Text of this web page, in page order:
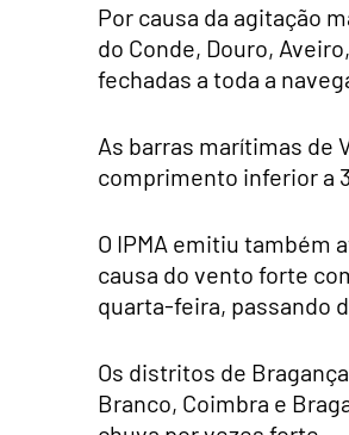
Por causa da agitação
do Conde, Douro,
fechadas a toda a
As barras marítimas de
comprimento inferior a
O IPMA emitiu também
causa do vento forte
quarta-feira, passando
Os distritos de
Branco, Coimbra e